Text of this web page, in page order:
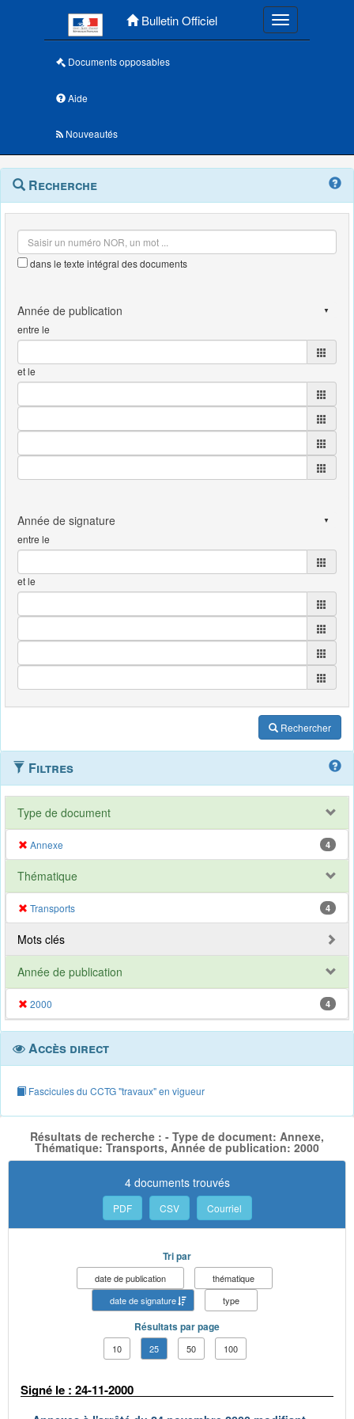
Bulletin Officiel Toggle
Documents opposables
Aide
Nouveautés
Navigation
outils
Menu
contextuel
Recherche
dans le texte intégral des documents
entre le
et le
entre le
et le
Rechercher
Filtres
Type de document
Annexe 4
Thématique
Transports 4
Mots clés
Année de publication
2000 4
Accès direct
Fascicules du CCTG "travaux" en vigueur
Résultats de recherche : - Type de document: Annexe,
Thématique: Transports, Année de publication: 2000
4 documents trouvés
PDF CSV Courriel
Tri par
date de publication
thématique
date de signature
type
Résultats par page
10 25 50 100
Signé le : 24-11-2000